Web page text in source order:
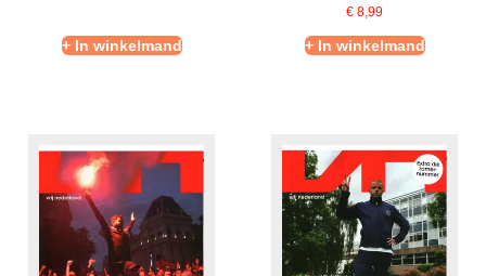
+ In winkelmand
€ 8,99
+ In winkelmand